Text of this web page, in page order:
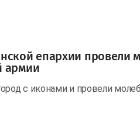
епархии провели
армии
с иконами и провели